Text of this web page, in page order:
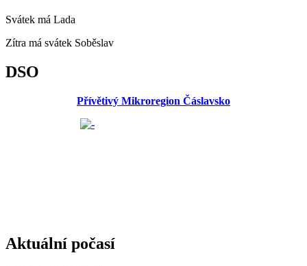
Svátek má Lada
Zítra má svátek Soběslav
DSO
Přívětivý Mikroregion Čáslavsko
Aktuální počasí